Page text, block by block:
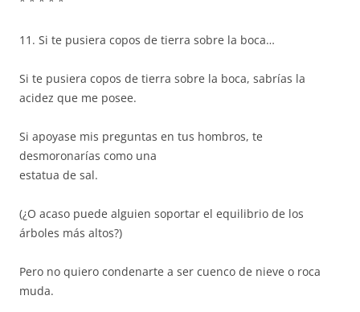
11. Si te pusiera copos de tierra sobre la boca…
Si te pusiera copos de tierra sobre la boca, sabrías la
acidez que me posee.
Si apoyase mis preguntas en tus hombros, te
desmoronarías como una
estatua de sal.
(¿O acaso puede alguien soportar el equilibrio de los
árboles más altos?)
Pero no quiero condenarte a ser cuenco de nieve o roca
muda.